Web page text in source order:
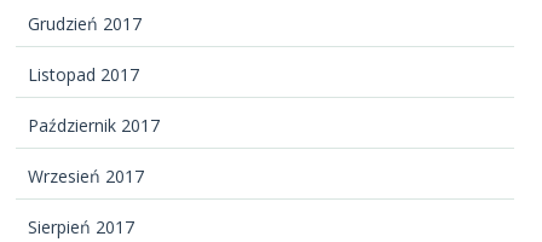
Grudzień 2017
Listopad 2017
Październik 2017
Wrzesień 2017
Sierpień 2017